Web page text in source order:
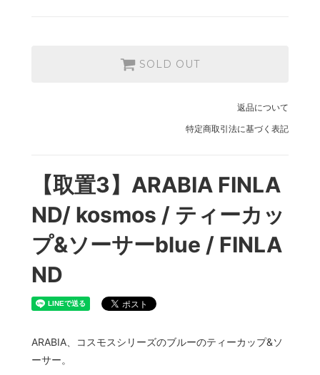
SOLD OUT
返品について
特定商取引法に基づく表記
【取置3】ARABIA FINLA
ND/ kosmos / ティーカッ
プ&ソーサーblue / FINLA
ND
ARABIA、コスモスシリーズのブルーのティーカップ&ソ
ーサー。